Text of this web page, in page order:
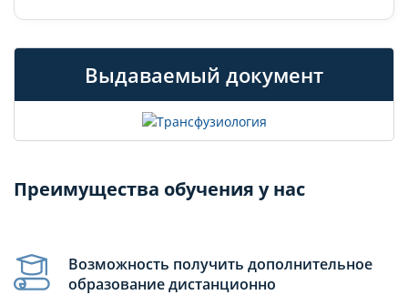
Выдаваемый документ
Преимущества обучения у нас
Возможность получить дополнительное
образование дистанционно